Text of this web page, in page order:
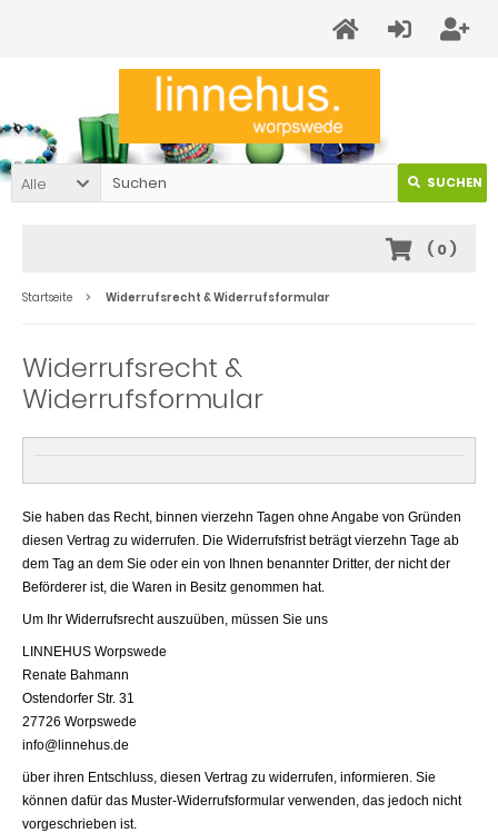
Alle SUCHEN
( 0)
Startseite Widerrufsrecht & Widerrufsformular
Widerrufsrecht &
Widerrufsformular
Sie haben das Recht, binnen vierzehn Tagen ohne Angabe von Gründen
diesen Vertrag zu widerrufen. Die Widerrufsfrist beträgt vierzehn Tage ab
dem Tag an dem Sie oder ein von Ihnen benannter Dritter, der nicht der
Beförderer ist, die Waren in Besitz genommen hat.
Um Ihr Widerrufsrecht auszuüben, müssen Sie uns
LINNEHUS Worpswede
Renate Bahmann
Ostendorfer Str. 31
27726 Worpswede
info@linnehus.de
über ihren Entschluss, diesen Vertrag zu widerrufen, informieren. Sie
können dafür das Muster-Widerrufsformular verwenden, das jedoch nicht
vorgeschrieben ist.